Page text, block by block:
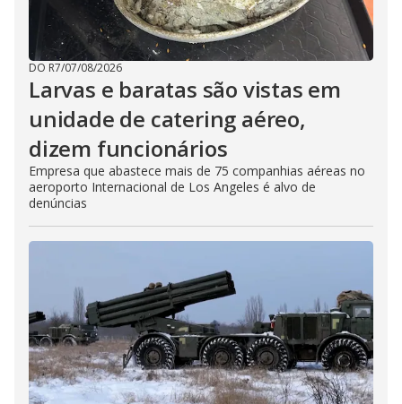
DO R7/07/08/2026
Larvas e baratas são vistas em
unidade de catering aéreo,
dizem funcionários
Empresa que abastece mais de 75 companhias aéreas no
aeroporto Internacional de Los Angeles é alvo de
denúncias